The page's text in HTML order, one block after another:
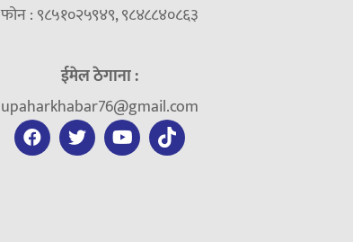
फोन : ९८५१०२५९४९, ९८४८८४०८६३
ईमेल ठेगाना :
upaharkhabar76@gmail.com